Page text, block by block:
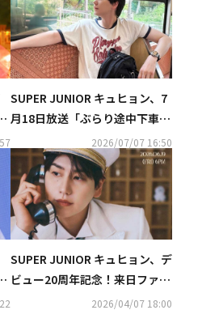
SUPER JUNIOR キュヒョン、7
月18日放送「ぶらり途中下車の
旅」に登場！3度目の出演に期
待
2026/07/07 16:50
SUPER JUNIOR キュヒョン、デ
ビュー20周年記念！来日ファン
ミーティングの詳細が決定
2026/04/07 18:00